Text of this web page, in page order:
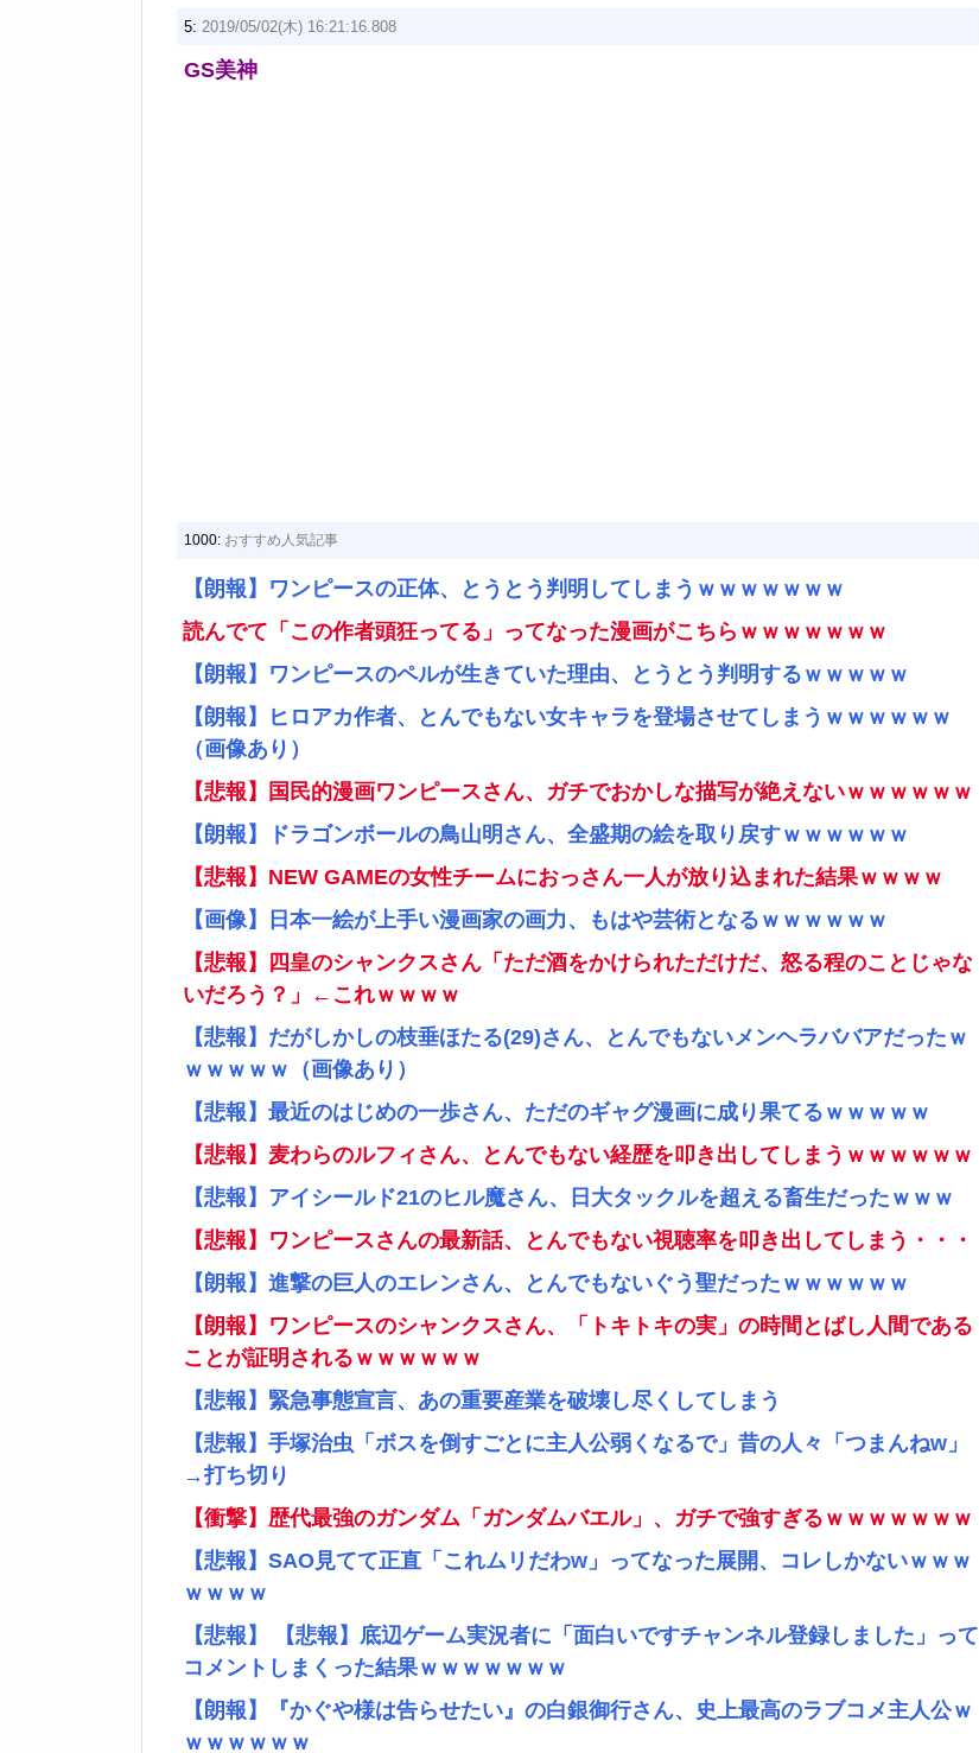
5: 2019/05/02(木) 16:21:16.808
GS美神
1000: おすすめ人気記事
【朗報】ワンピースの正体、とうとう判明してしまうｗｗｗｗｗｗｗ
読んでて「この作者頭狂ってる」ってなった漫画がこちらｗｗｗｗｗｗｗ
【朗報】ワンピースのペルが生きていた理由、とうとう判明するｗｗｗｗｗ
【朗報】ヒロアカ作者、とんでもない女キャラを登場させてしまうｗｗｗｗｗｗ
（画像あり）
【悲報】国民的漫画ワンピースさん、ガチでおかしな描写が絶えないｗｗｗｗｗｗ
【朗報】ドラゴンボールの鳥山明さん、全盛期の絵を取り戻すｗｗｗｗｗｗ
【悲報】NEW GAMEの女性チームにおっさん一人が放り込まれた結果ｗｗｗｗ
【画像】日本一絵が上手い漫画家の画力、もはや芸術となるｗｗｗｗｗｗ
【悲報】四皇のシャンクスさん「ただ酒をかけられただけだ、怒る程のことじゃな
いだろう？」←これｗｗｗｗ
【悲報】だがしかしの枝垂ほたる(29)さん、とんでもないメンヘラババアだったｗ
ｗｗｗｗｗ（画像あり）
【悲報】最近のはじめの一歩さん、ただのギャグ漫画に成り果てるｗｗｗｗｗ
【悲報】麦わらのルフィさん、とんでもない経歴を叩き出してしまうｗｗｗｗｗｗ
【悲報】アイシールド21のヒル魔さん、日大タックルを超える畜生だったｗｗｗ
【悲報】ワンピースさんの最新話、とんでもない視聴率を叩き出してしまう・・・
【朗報】進撃の巨人のエレンさん、とんでもないぐう聖だったｗｗｗｗｗｗ
【朗報】ワンピースのシャンクスさん、「トキトキの実」の時間とばし人間である
ことが証明されるｗｗｗｗｗｗ
【悲報】緊急事態宣言、あの重要産業を破壊し尽くしてしまう
【悲報】手塚治虫「ボスを倒すごとに主人公弱くなるで」昔の人々「つまんねw」
→打ち切り
【衝撃】歴代最強のガンダム「ガンダムバエル」、ガチで強すぎるｗｗｗｗｗｗｗ
【悲報】SAO見てて正直「これムリだわw」ってなった展開、コレしかないｗｗｗ
ｗｗｗｗ
【悲報】 【悲報】底辺ゲーム実況者に「面白いですチャンネル登録しました」って
コメントしまくった結果ｗｗｗｗｗｗｗ
【朗報】『かぐや様は告らせたい』の白銀御行さん、史上最高のラブコメ主人公ｗ
ｗｗｗｗｗｗ